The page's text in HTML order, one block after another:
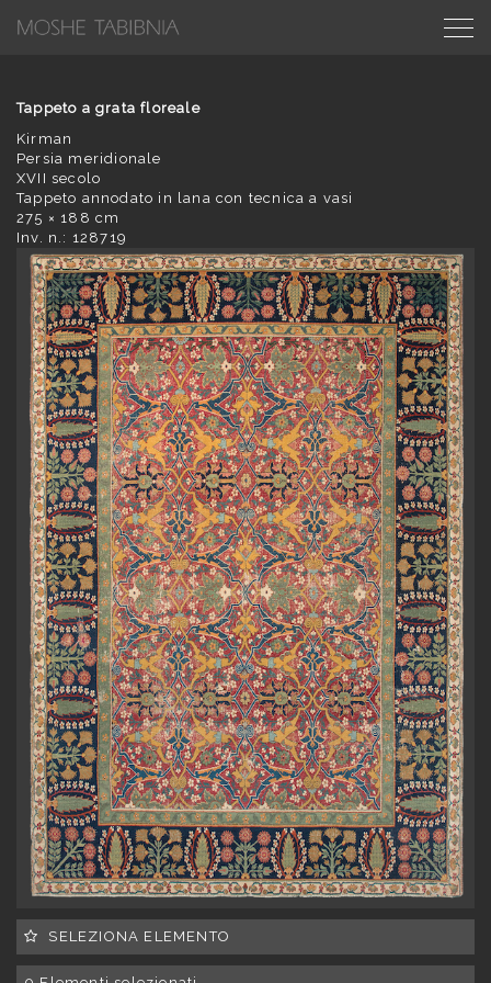
Tappeto a grata floreale
Kirman
Persia meridionale
XVII secolo
Tappeto annodato in lana con tecnica a vasi
275 × 188 cm
Inv. n.: 128719
SELEZIONA ELEMENTO